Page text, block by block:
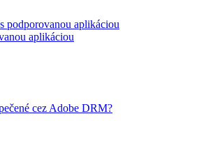
s podporovanou aplikáciou
aplikáciou
cez Adobe DRM?